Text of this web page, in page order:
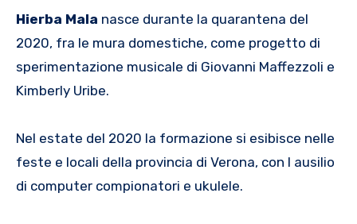
Hierba Mala nasce durante la quarantena del
2020, fra le mura domestiche, come progetto di
sperimentazione musicale di Giovanni Maffezzoli e
Kimberly Uribe.
Nel estate del 2020 la formazione si esibisce nelle
feste e locali della provincia di Verona, con l ausilio
di computer compionatori e ukulele.